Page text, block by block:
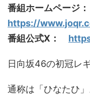
番組ホームページ
https://
番組公式X：
日向坂46の初冠レ
通称は「ひなたひ」